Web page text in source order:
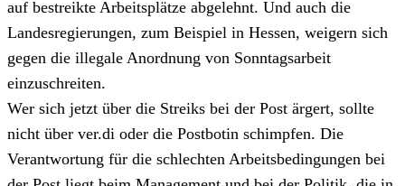
auf bestreikte Arbeitsplätze abgelehnt. Und auch die
Landesregierungen, zum Beispiel in Hessen, weigern sich
gegen die illegale Anordnung von Sonntagsarbeit
einzuschreiten.
Wer sich jetzt über die Streiks bei der Post ärgert, sollte
nicht über ver.di oder die Postbotin schimpfen. Die
Verantwortung für die schlechten Arbeitsbedingungen bei